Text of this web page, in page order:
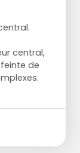
central,
de